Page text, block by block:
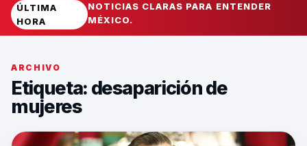
ÚLTIMA
HORA
NOTICIAS CLARAS PARA ENTENDER
MÉXICO.
ARCHIVO
Etiqueta: desaparición de
mujeres